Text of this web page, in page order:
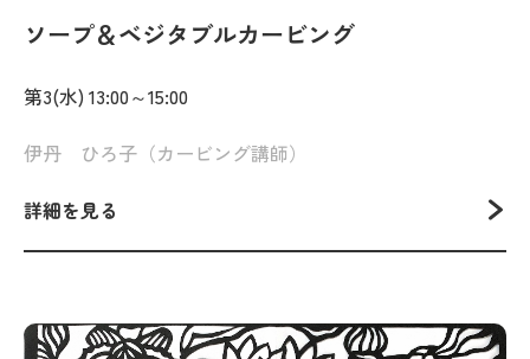
ソープ＆ベジタブルカービング
第3(水) 13:00～15:00
伊丹 ひろ子（カービング講師）
詳細を見る